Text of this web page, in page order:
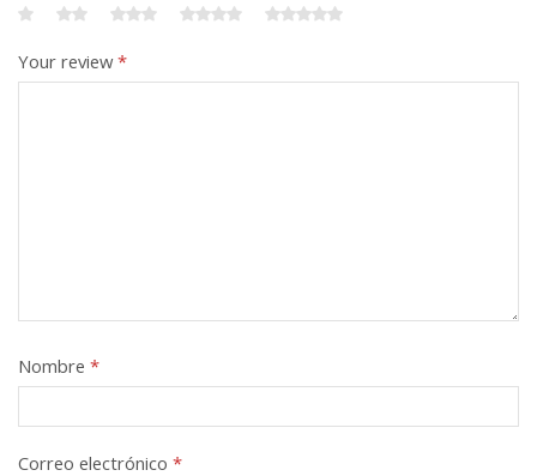
Your review*
Nombre *
Correo electrónico *